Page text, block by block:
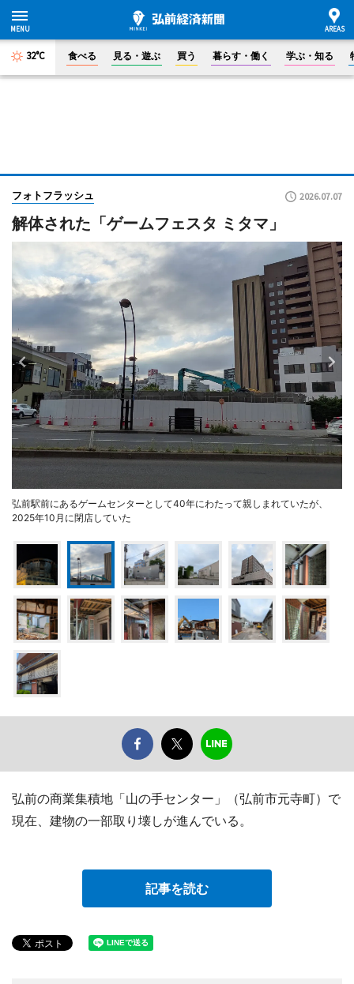
32°C 食べる 見る・遊ぶ 買う 暮らす・働く 学ぶ・知る
フォトフラッシュ 2026.07.07
解体された「ゲームフェスタ ミタマ」
弘前駅前にあるゲームセンターとして40年にわたって親しまれていたが、
2025年10月に閉店していた
弘前の商業集積地「山の手センター」（弘前市元寺町）で
現在、建物の一部取り壊しが進んでいる。
記事を読む